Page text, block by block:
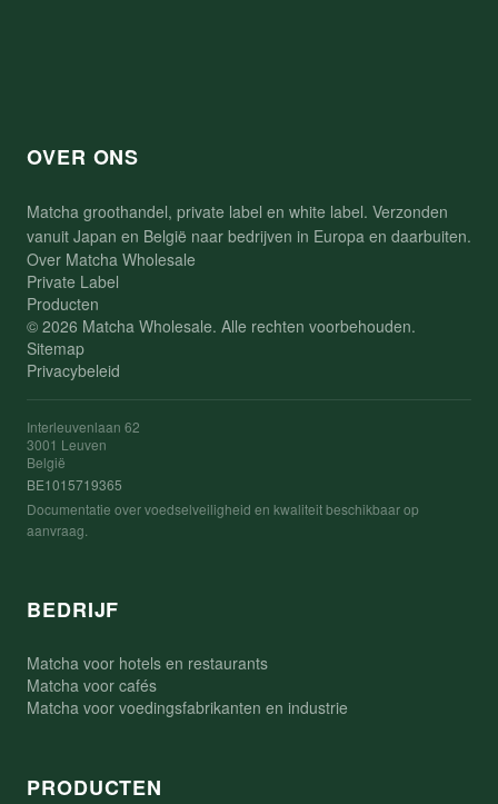
OVER ONS
Matcha groothandel, private label en white label. Verzonden
vanuit Japan en België naar bedrijven in Europa en daarbuiten.
Over Matcha Wholesale
Private Label
Producten
© 2026 Matcha Wholesale. Alle rechten voorbehouden.
Sitemap
Privacybeleid
Interleuvenlaan 62
3001 Leuven
België
BE1015719365
Documentatie over voedselveiligheid en kwaliteit beschikbaar op
aanvraag.
BEDRIJF
Matcha voor hotels en restaurants
Matcha voor cafés
Matcha voor voedingsfabrikanten en industrie
PRODUCTEN